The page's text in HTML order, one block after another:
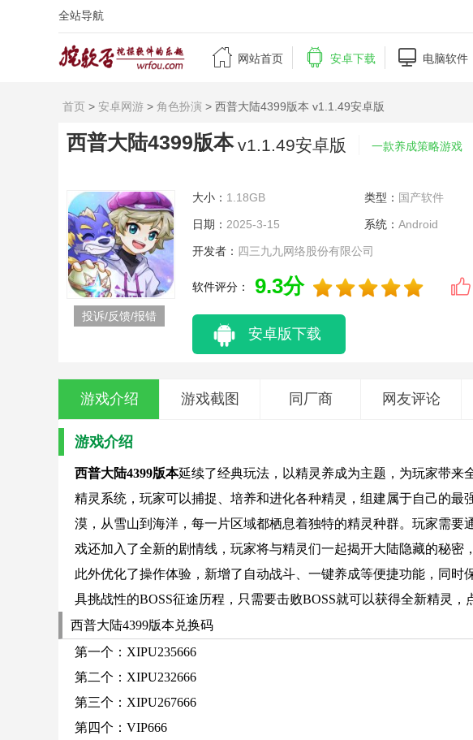
全站导航
 网站首页  安卓下载  电脑软件
首页 > 安卓网游 > 角色扮演 > 西普大陆4399版本 v1.1.49安卓版
西普大陆4399版本 v1.1.49安卓版 一款养成策略游戏
投诉/反馈/报错
大小： 1.18GB 类型： 国产软件
日期： 2025-3-15 系统： Android
开发者： 四三九九网络股份有限公司
软件评分： 9.3分
安卓版下载
游戏介绍 游戏截图 同厂商 网友评论
游戏介绍
西普大陆4399版本延续了经典玩法，以精灵养成为主题，为玩家带来
精灵系统，玩家可以捕捉、培养和进化各种精灵，组建属于自己的
漠，从雪山到海洋，每一片区域都栖息着独特的精灵种群。玩家需
戏还加入了全新的剧情线，玩家将与精灵们一起揭开大陆隐藏的秘密
此外优化了操作体验，新增了自动战斗、一键养成等便捷功能，同
具挑战性的BOSS征途历程，只需要击败BOSS就可以获得全新精灵，
西普大陆4399版本兑换码
第一个：XIPU235666
第二个：XIPU232666
第三个：XIPU267666
第四个：VIP666